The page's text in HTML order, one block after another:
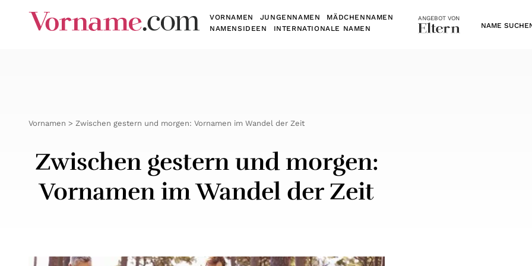
ANGEBOT VON
VORNAMEN JUNGENNAMEN
MÄDCHENNAMEN
NAMENSIDEEN
INTERNATIONALE NAMEN
Vornamen Zwischen gestern und morgen: Vornamen im Wandel der Zeit
Zwischen gestern und morgen:
Vornamen im Wandel der Zeit